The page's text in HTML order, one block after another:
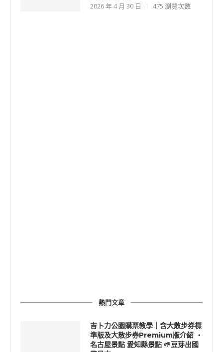
2026 年 4 月 30 日
475 瀏覽次數
熱門文章
吉卜力公園購票教學｜含大散步券標
準版及大散步券Premium版介紹 ‧
名古屋景點 愛知縣景點 🌱豆芽出國